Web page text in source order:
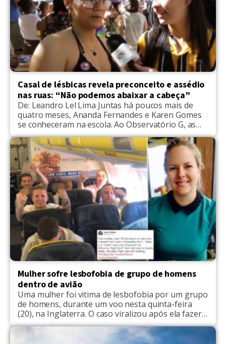
Casal de lésbicas revela preconceito e assédio
nas ruas: “Não podemos abaixar a cabeça”
De: Leandro Lel Lima Juntas há poucos mais de
quatro meses, Ananda Fernandes e Karen Gomes
se conheceram na escola. Ao Observatório G, as
garotas revelaram detalhes de como foram os
primeiros passos para que o romance desse certo.
Resistências na família estão entre os obstáculos.
O pai de uma das garotas é homofóbico e […]
Mulher sofre lesbofobia de grupo de homens
dentro de avião
Uma mulher foi vitima de lesbofobia por um grupo
de homens, durante um voo nesta quinta-feira
(20), na Inglaterra. O caso viralizou após ela fazer
uma publicação expondo os homens e a
companhia identificada como Ryanair. Laura